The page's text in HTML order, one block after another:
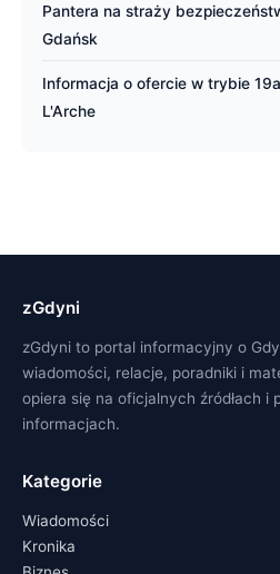
Pantera na straży
Gdańsk
Informacja o ofercie w trybie
L'Arche
zGdyni
zGdyni to portal informacyjny o
wiadomości, relacje, poradniki i
opiera się na oficjalnych źródłach i
informacjach.
Kategorie
Wiadomości
Kronika